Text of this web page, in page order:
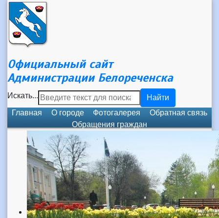
Официальный сайт
Администрации Белореченска
Искать...
Найти
Главная
О городе Фотогалерея
Обратная связь
Обращения граждан